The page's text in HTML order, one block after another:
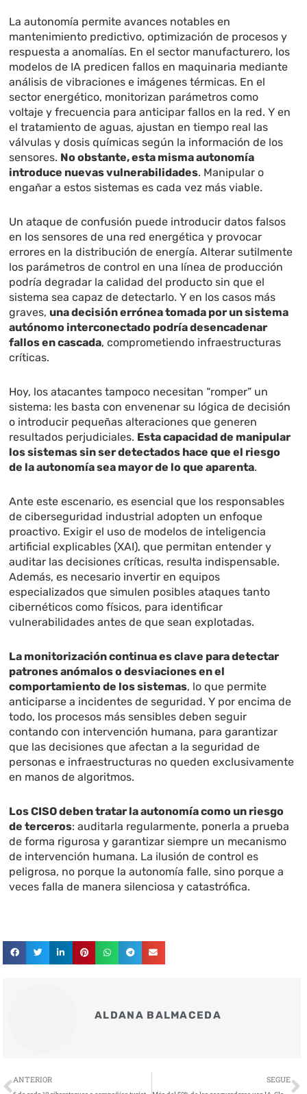
La autonomía permite avances notables en
mantenimiento predictivo, optimización de procesos y
respuesta a anomalías. En el sector manufacturero, los
modelos de IA predicen fallos en maquinaria mediante
análisis de vibraciones e imágenes térmicas. En el
sector energético, monitorizan parámetros como
voltaje y frecuencia para anticipar fallos en la red. Y en
el tratamiento de aguas, ajustan en tiempo real las
válvulas y dosis químicas según la información de los
sensores. No obstante, esta misma autonomía
introduce nuevas vulnerabilidades. Manipular o
engañar a estos sistemas es cada vez más viable.
Un ataque de confusión puede introducir datos falsos
en los sensores de una red energética y provocar
errores en la distribución de energía. Alterar sutilmente
los parámetros de control en una línea de producción
podría degradar la calidad del producto sin que el
sistema sea capaz de detectarlo. Y en los casos más
graves,una decisión errónea tomada por un sistema
autónomo interconectado podría desencadenar
fallos en cascada, comprometiendo infraestructuras
críticas.
Hoy, los atacantes tampoco necesitan “romper” un
sistema: les basta con envenenar su lógica de decisión
o introducir pequeñas alteraciones que generen
resultados perjudiciales. Esta capacidad de manipular
los sistemas sin ser detectados hace que el riesgo
de la autonomía sea mayor de lo que aparenta.
Ante este escenario, es esencial que los responsables
de ciberseguridad industrial adopten un enfoque
proactivo. Exigir el uso de modelos de inteligencia
artificial explicables (XAI), que permitan entender y
auditar las decisiones críticas, resulta indispensable.
Además, es necesario invertir en equipos
especializados que simulen posibles ataques tanto
cibernéticos como físicos, para identificar
vulnerabilidades antes de que sean explotadas.
La monitorización continua es clave para detectar
patrones anómalos o desviaciones en el
comportamiento de los sistemas, lo que permite
anticiparse a incidentes de seguridad. Y por encima de
todo, los procesos más sensibles deben seguir
contando con intervención humana, para garantizar
que las decisiones que afectan a la seguridad de
personas e infraestructuras no queden exclusivamente
en manos de algoritmos.
Los CISO deben tratar la autonomía como un riesgo
de terceros: auditarla regularmente, ponerla a prueba
de forma rigurosa y garantizar siempre un mecanismo
de intervención humana. La ilusión de control es
peligrosa, no porque la autonomía falle, sino porque a
veces falla de manera silenciosa y catastrófica.
ALDANA BALMACEDA
Ant
ANTERIOR SEGUE